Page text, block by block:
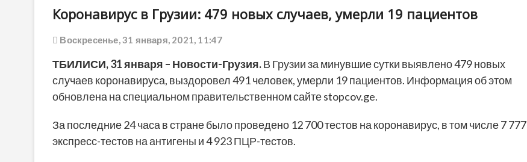
Коронавирус в Грузии: 479 новых случаев, умерли 19 пациентов
Воскресенье, 31 января, 2021, 11:47
ТБИЛИСИ,31 января – Новости-Грузия.В Грузии за минувшие сутки выявлено 479 новых
случаев коронавируса, выздоровел 491 человек, умерли 19 пациентов. Информация об этом
обновлена ​​на специальном правительственном сайте stopcov.ge.
За последние 24 часа в стране было проведено 12 700 тестов на коронавирус, в том числе 7 777
экспресс-тестов на антигены и 4 923 ПЦР-тестов.